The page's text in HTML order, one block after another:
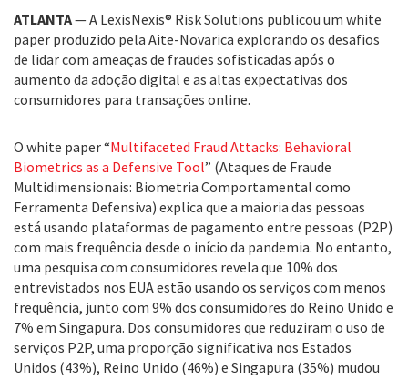
ATLANTA— A LexisNexis® Risk Solutions publicou um white
paper produzido pela Aite-Novarica explorando os desafios
de lidar com ameaças de fraudes sofisticadas após o
aumento da adoção digital e as altas expectativas dos
consumidores para transações online.
O white paper “Multifaceted Fraud Attacks: Behavioral
Biometrics as a Defensive Tool” (Ataques de Fraude
Multidimensionais: Biometria Comportamental como
Ferramenta Defensiva) explica que a maioria das pessoas
está usando plataformas de pagamento entre pessoas (P2P)
com mais frequência desde o início da pandemia. No entanto,
uma pesquisa com consumidores revela que 10% dos
entrevistados nos EUA estão usando os serviços com menos
frequência, junto com 9% dos consumidores do Reino Unido e
7% em Singapura. Dos consumidores que reduziram o uso de
serviços P2P, uma proporção significativa nos Estados
Unidos (43%), Reino Unido (46%) e Singapura (35%) mudou